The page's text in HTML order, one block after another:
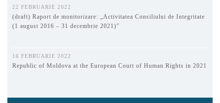
22 FEBRUARIE 2022
(draft) Raport de monitorizare: „Activitatea Consiliului de Integritate
(1 august 2016 – 31 decembrie 2021)”
16 FEBRUARIE 2022
Republic of Moldova at the European Court of Human Rights in 2021